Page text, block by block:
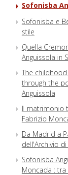
Sofonisba
Sofonisba e
stile
Quella
Anguissola in
The
through the
Anguissola
Il matrimonio
Fabrizio
Da Madrid a
dell'Archivio
Sofonisba
Moncada :